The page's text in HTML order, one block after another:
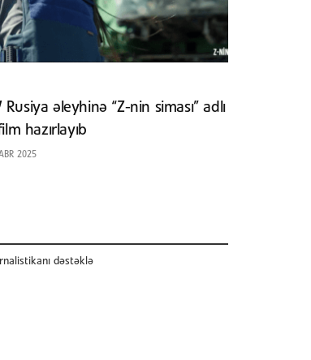
Rusiya əleyhinə “Z-nin siması” adlı
hazırlayıb
2025
dəstəklə